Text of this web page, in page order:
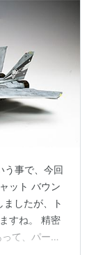
う事で、今回
ット バウン
したが、ト
すね。 精密
て、パーツ